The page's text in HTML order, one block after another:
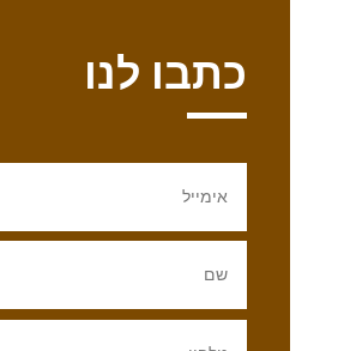
כתבו לנו